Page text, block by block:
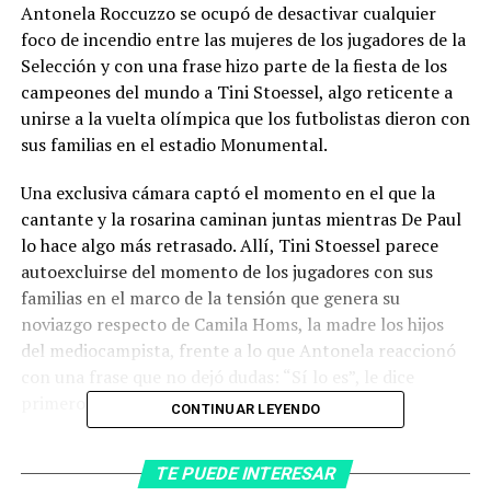
Antonela Roccuzzo se ocupó de desactivar cualquier
foco de incendio entre las mujeres de los jugadores de la
Selección y con una frase hizo parte de la fiesta de los
campeones del mundo a Tini Stoessel, algo reticente a
unirse a la vuelta olímpica que los futbolistas dieron con
sus familias en el estadio Monumental.
Una exclusiva cámara captó el momento en el que la
cantante y la rosarina caminan juntas mientras De Paul
lo hace algo más retrasado. Allí, Tini Stoessel parece
autoexcluirse del momento de los jugadores con sus
familias en el marco de la tensión que genera su
noviazgo respecto de Camila Homs, la madre los hijos
del mediocampista, frente a lo que Antonela reaccionó
primero para no dejar dudas.
CONTINUAR LEYENDO
TE PUEDE INTERESAR